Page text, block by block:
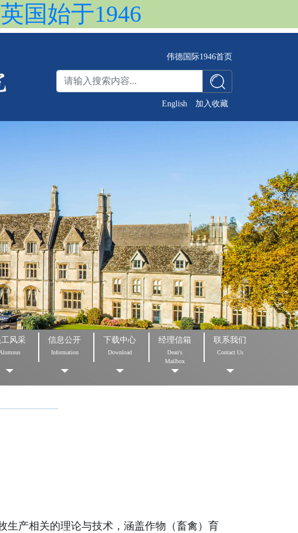
国始于1946
伟德国际1946首页
English 加入收藏
工风采
Alumnus
信息公开
Information
下载中心
Download
经理信箱
Dean's
Mailbox
联系我们
Contact Us
生产相关的理论与技术，涵盖作物（畜禽）育